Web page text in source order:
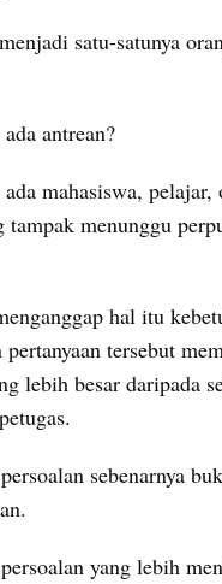
satu-satunya
antrean?
mahasiswa, pelajar,
tampak menunggu
hal itu
tersebut
lebih besar daripada
sebenarnya
yang lebih